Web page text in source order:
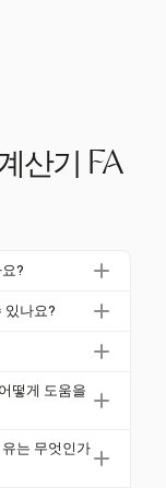
산기 FA
?
의료 용품, 공
수익성에 중요
있나요?
고, 가격을 최
하여 재정 개
니다.
의 순이익률
를 달성할 수
떻게 도움을
을 기록하여
또는 프로젝트
는 무엇인가